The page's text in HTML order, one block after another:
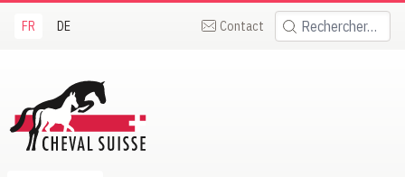
FR DE Contact Rechercher:
Suisse